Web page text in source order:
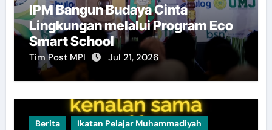
IPM Bangun Budaya Cinta
Lingkungan melalui Program Eco
Smart School
Tim Post MPI Jul 21, 2026
Berita Ikatan Pelajar Muhammadiyah